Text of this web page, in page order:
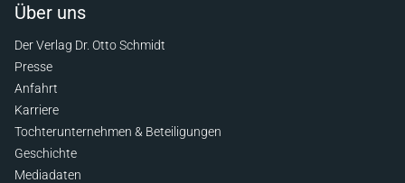
Über uns
Der Verlag Dr. Otto Schmidt
Presse
Anfahrt
Karriere
Tochterunternehmen & Beteiligungen
Geschichte
Mediadaten